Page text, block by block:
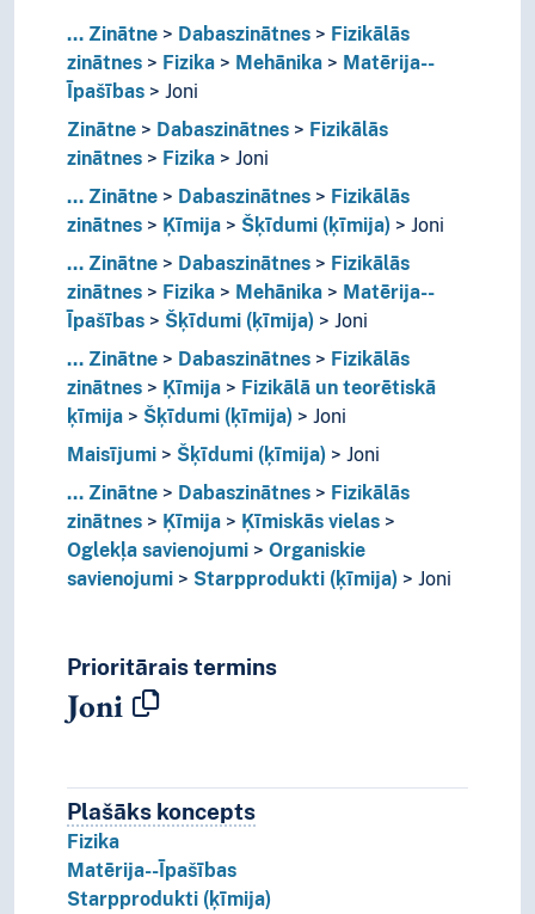
... Zinātne Dabaszinātnes
Fizikālās
zinātnes
Fizika Mehānika
Matērija--
Īpašības
Joni
Zinātne
Dabaszinātnes
Fizikālās
zinātnes
Fizika
Joni
... Zinātne Dabaszinātnes
Fizikālās
zinātnes
Ķīmija Šķīdumi (ķīmija)
Joni
... Zinātne Dabaszinātnes
Fizikālās
zinātnes
Fizika Mehānika
Matērija--
Īpašības
Šķīdumi (ķīmija)
Joni
... Zinātne Dabaszinātnes
Fizikālās
zinātnes
Ķīmija
Fizikālā un teorētiskā
ķīmija
Šķīdumi (ķīmija)
Joni
Maisījumi
Šķīdumi (ķīmija)
Joni
... Zinātne Dabaszinātnes
Fizikālās
zinātnes
Ķīmija
Ķīmiskās vielas
Oglekļa savienojumi
Organiskie
savienojumi
Starpprodukti (ķīmija) Joni
Prioritārais termins
Joni
Plašāks konceptsPlašāks koncepts
Fizika
Matērija--Īpašības
Starpprodukti (ķīmija)